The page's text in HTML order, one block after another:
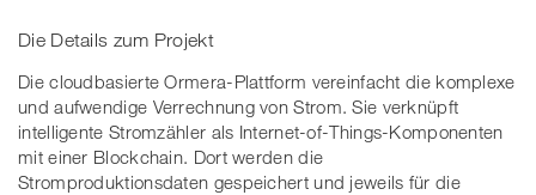
Die Details zum Projekt
Die cloudbasierte Ormera-Plattform vereinfacht die komplexe
und aufwendige Verrechnung von Strom. Sie verknüpft
intelligente Stromzähler als Internet-of-Things-Komponenten
mit einer Blockchain. Dort werden die
Stromproduktionsdaten gespeichert und jeweils für die